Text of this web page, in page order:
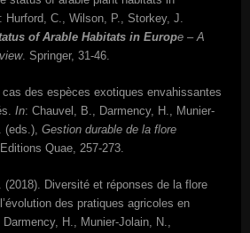
Hurford, C., Wilson, P., Storkey, J.
of Arable Habitats in Europe – A
. Springer, 31-46.
cas des espèces exotiques envahissantes
In: Chauvel, B., Darmency, H., Munier-
(eds.), Gestion durable de la flore
Editions Quae, 257-273.
(2018). Diversité et réponses de la flore
des pratiques agricoles en
H., Munier-Jolain, N.,